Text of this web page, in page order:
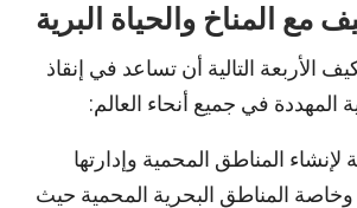
مع المناخ والحياة البرية
الأربعة التالية أن تساعد في إنقاذ
المهددة في جميع أنحاء العالم:
لإنشاء المناطق المحمية وإدارتها
المناطق البحرية المحمية حيث